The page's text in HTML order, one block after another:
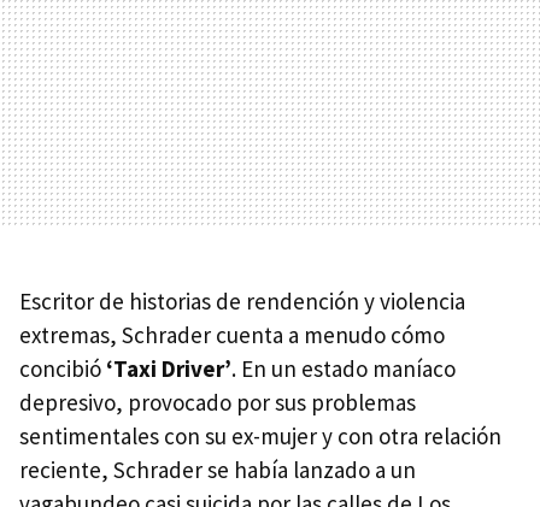
Escritor de historias de rendención y violencia
extremas, Schrader cuenta a menudo cómo
concibió ‘Taxi Driver’. En un estado maníaco
depresivo, provocado por sus problemas
sentimentales con su ex-mujer y con otra relación
reciente, Schrader se había lanzado a un